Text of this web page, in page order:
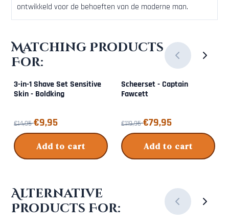
ontwikkeld voor de behoeften van de moderne man.
Matching Products
For:
3-in-1 Shave Set Sensitive
Skin - Boldking
From 14,95 for 9,95
€14,95€9,95
Add to cart
Scheerset - Captain
Fawcett
From 119,95 for 79,95
€119,95€79,95
Add to cart
Alternative
Products For: